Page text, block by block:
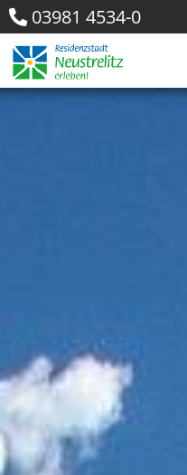
03981 4534-0